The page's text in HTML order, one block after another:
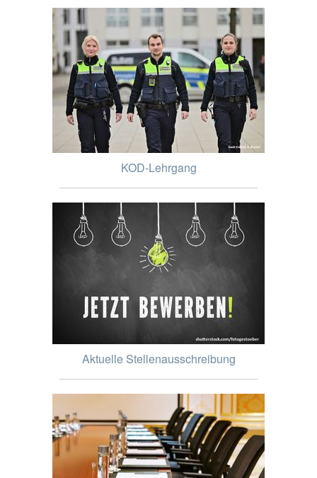
KOD-Lehrgang
Aktuelle Stellenausschreibung